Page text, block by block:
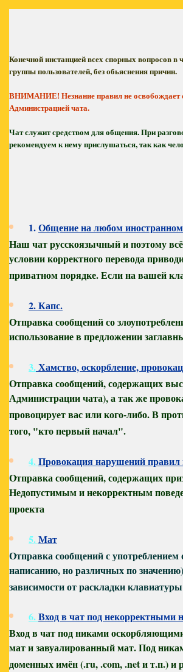
Конечной инстанцией всех спорных вопросов
группы пользователей, без обьяснения причин.
ВНИМАНИЕ! Незнание правил не
Администрацией чата.
Чат служит средством для общения. При
рекомендуем к нему прислушаться, так как
1.Общение на любом
Наш чат русскоязычный и поэтому
условии корректного перевода
приватном порядке. Если на вашей
2. Капс.
Отправка сообщений со
использование в предложении
3.Хамство, оскорбление,
Отправка сообщений, содержащих
Администрации чата), а так же
провоцирует вас или кого-либо. В
того, "кто первый начал".
4.Провокация нарушений правил
Отправка сообщений, содержащих
Недопустимым и некорректным
проекта
5.Мат
Отправка сообщений с
написанию, но различных по
зависимости от раскладки
6.Вход в чат под некорректными
Вход в чат под никами
мат и завуалированный мат. Под
доменных имён (.ru, .com, .net и т.п.) и